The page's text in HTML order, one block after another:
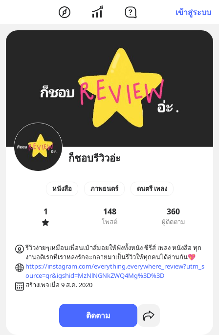
เข้าสู่ระบบ
ก็ชอบรีวิวอ่ะ
หนังสือ ภาพยนตร์ ดนตรี เพลง
1 148
โพสต์
360
ผู้ติดตาม
รีวิวง่ายๆเหมือนเพื่อนเม้าส์มอยให้ฟังทั้งหนัง ซีรีส์ เพลง หนังสือ ทุก
งานอดิเรกที่เราหลงรักจะกลายมาเป็นรีวิวให้ทุกคนได้อ่านกัน💖
https://instagram.com/everything.everywhere_review?utm_s
ource=qr&igshid=MzNlNGNkZWQ4Mg%3D%3D
สร้างเพจเมื่อ 9 ส.ค. 2020
ติดตาม